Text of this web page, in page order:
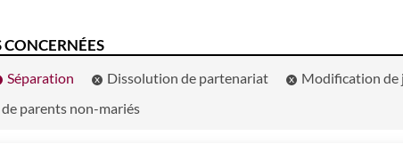
CONCERNÉES
Séparation Dissolution de partenariat
Modification de
parents non-mariés